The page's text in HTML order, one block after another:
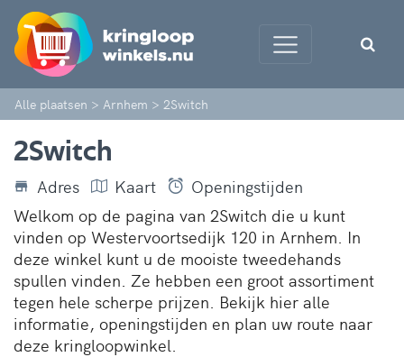
Alle plaatsen > Arnhem > 2Switch
2Switch
Adres Kaart
Openingstijden
Welkom op de pagina van 2Switch die u kunt
vinden op Westervoortsedijk 120 in Arnhem. In
deze winkel kunt u de mooiste tweedehands
spullen vinden. Ze hebben een groot assortiment
tegen hele scherpe prijzen. Bekijk hier alle
informatie, openingstijden en plan uw route naar
deze kringloopwinkel.